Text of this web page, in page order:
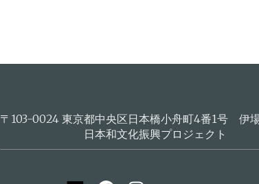
〒103-0024 東京都中央区日本橋小舟町4番1号 伊
日本和文化振興プロジェクト